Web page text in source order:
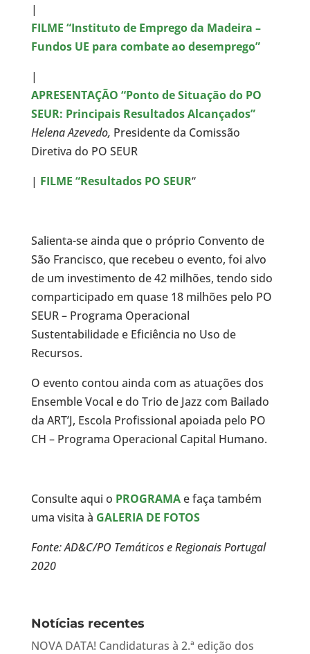
|
FILME “Instituto de Emprego da Madeira –
Fundos UE para combate ao desemprego”
|
APRESENTAÇÃO “Ponto de Situação do PO
SEUR: Principais Resultados Alcançados”
Helena Azevedo, Presidente da Comissão
Diretiva do PO SEUR
| FILME “Resultados PO SEUR“
Salienta-se ainda que o próprio Convento de
São Francisco, que recebeu o evento, foi alvo
de um investimento de 42 milhões, tendo sido
comparticipado em quase 18 milhões pelo PO
SEUR – Programa Operacional
Sustentabilidade e Eficiência no Uso de
Recursos.
O evento contou ainda com as atuações dos
Ensemble Vocal e do Trio de Jazz com Bailado
da ART’J, Escola Profissional apoiada pelo PO
CH – Programa Operacional Capital Humano.
Consulte aqui o PROGRAMAe faça também
uma visita à GALERIA DE FOTOS
Fonte: AD&C/PO Temáticos e Regionais Portugal
2020
Notícias recentes
NOVA DATA! Candidaturas à 2.ª edição dos